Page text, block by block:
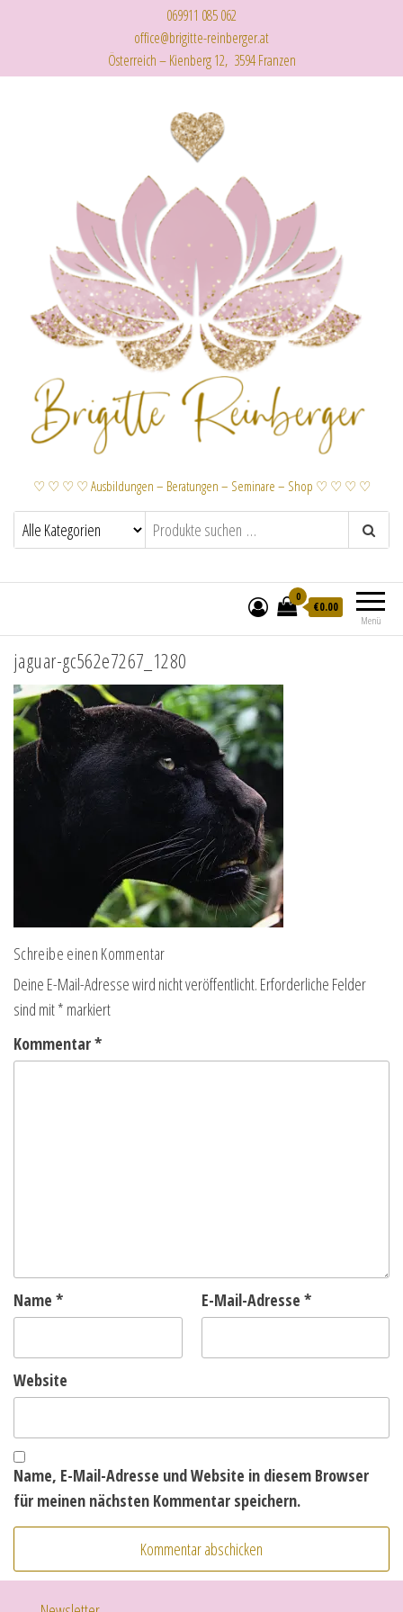
069911 085 062
office@brigitte-reinberger.at
Österreich – Kienberg 12, 3594 Franzen
♡ ♡ ♡ ♡ Ausbildungen – Beratungen – Seminare – Shop ♡ ♡ ♡ ♡
Menü
0
€0.00
jaguar-gc562e7267_1280
Schreibe einen Kommentar
Deine E-Mail-Adresse wird nicht veröffentlicht. Erforderliche Felder
sind mit* markiert
Kommentar*
Name * E-Mail-Adresse *
Website
Name, E-Mail-Adresse und Website in diesem Browser
für meinen nächsten Kommentar speichern.